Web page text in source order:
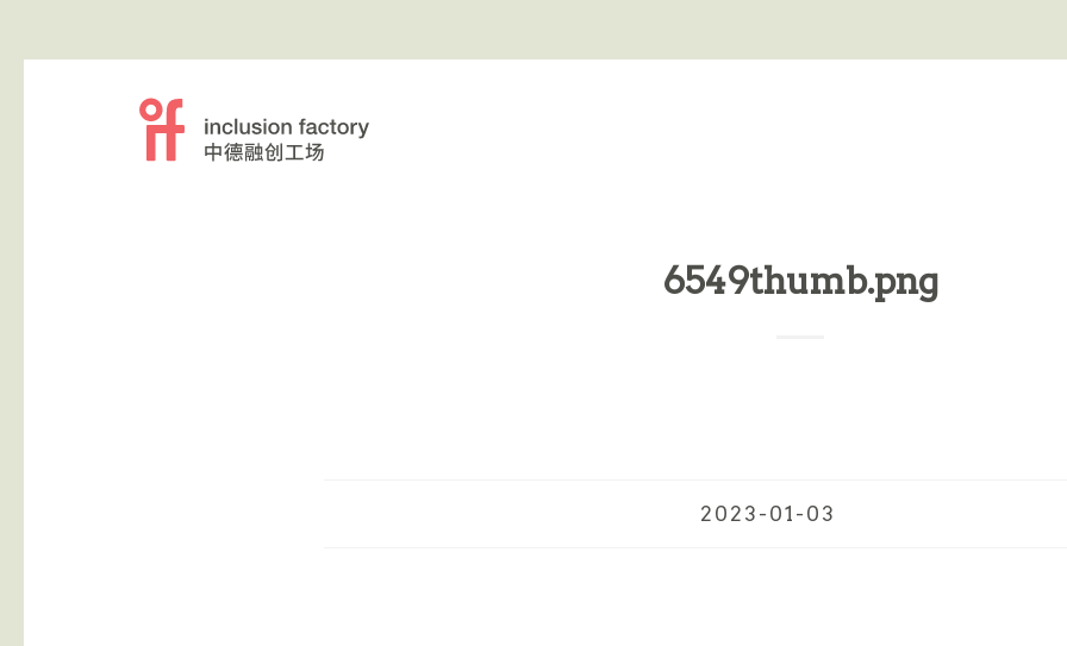
6549thumb.png
2023-01-03